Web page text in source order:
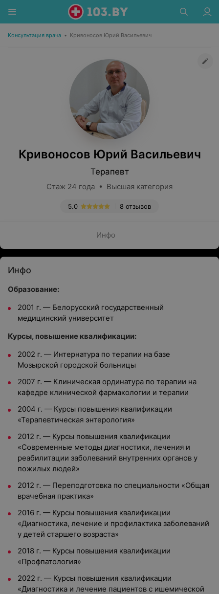
Консультация врача • Кривоносов Юрий Васильевич
Кривоносов Юрий Васильевич
Терапевт
Стаж 24 года • Высшая категория
8 отзывов
5.0
Инфо
Инфо
Образование:
2001 г. — Белорусский государственный
медицинский университет
Курсы, повышение квалификации:
2002 г. — Интернатура по терапии на базе
Мозырской городской больницы
2007 г. — Клиническая ординатура по терапии на
кафедре клинической фармакологии и терапии
2004 г. — Курсы повышения квалификации
«Терапевтическая энтерология»
2012 г. — Курсы повышения квалификации
«Современные методы диагностики, лечения и
реабилитации заболеваний внутренних органов у
пожилых людей»
2012 г. — Переподготовка по специальности «Общая
врачебная практика»
2016 г. — Курсы повышения квалификации
«Диагностика, лечение и профилактика заболеваний
у детей старшего возраста»
2018 г. — Курсы повышения квалификации
«Профпатология»
2022 г. — Курсы повышения квалификации
«Диагностика и лечение пациентов с ишемической